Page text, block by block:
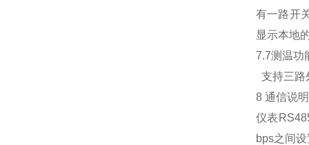
有一路开
显示本地
7.7测温功
支持三
8 通信说明
仪表
bps之间